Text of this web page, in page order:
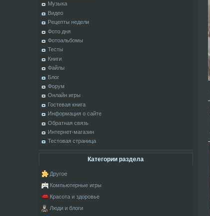
Музыка
Видео
Рецепты недели
Фото дня
Фотоальбомы
Тесты
Книги
Файлы
Блог
Форум
Онлайн игры
Гостевая книга
Информация о сайте
Обратная связь
Интернет-магазин
Тестовая страница
Категории раздела
Другое
Компьютерные игры
Красота и здоровье
Люди и блоги